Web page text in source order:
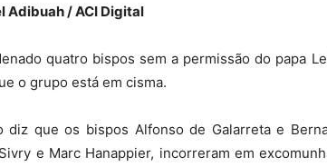
Adibuah / ACI Digital
quatro bispos sem a permissão do papa
o grupo está em cisma.
que os bispos Alfonso de Galarreta e
e Marc Hanappier, incorreram em